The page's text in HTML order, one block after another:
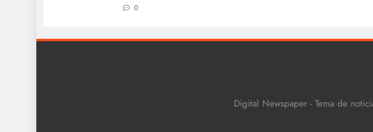
0
Digital Newspaper - Tema de